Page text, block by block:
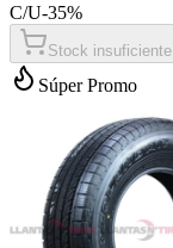
C/U-35%
Stock insuficiente
Súper Promo